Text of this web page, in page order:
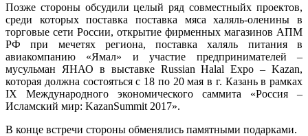
Позже стороны обсудили целый ряд совместныйх проектов,
среди которых поставка поставка мяса халяль-оленины в
торговые сети России, открытие фирменных магазинов АПМ
РФ при мечетях региона, поставка халяль питания в
авиакомпанию «Ямал» и участие предпринимателей –
мусульман ЯНАО в выставке Russian Halal Expo – Kazan,
которая должна состояться с 18 по 20 мая в г. Казань в рамках
IX Международного экономического саммита «Россия –
Исламский мир: KazanSummit 2017».
В конце встречи стороны обменялись памятными подарками.